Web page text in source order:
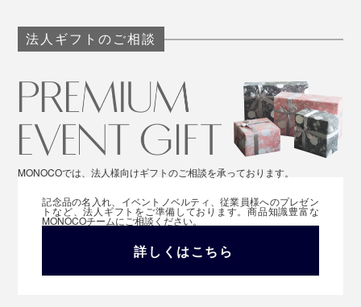
法人ギフトのご相談
MONOCOでは、法人様向けギフトのご相談を承っております。
記念品の名入れ、イベントノベルティ、従業員様へのプレゼン
トなど、法人ギフトをご準備しております。商品知識豊富な
MONOCOチームにご相談ください。
詳しくはこちら